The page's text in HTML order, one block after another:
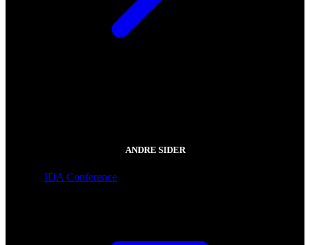
ANDRE SIDER
IDA Conference